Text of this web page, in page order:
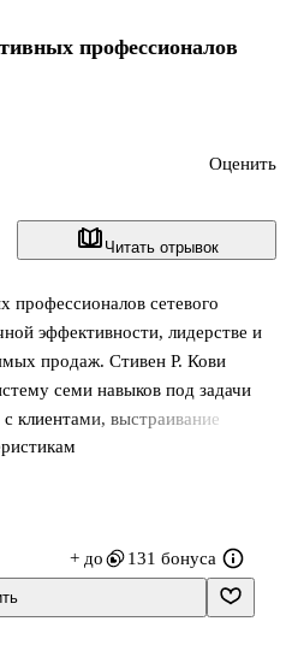
Читать отрывок
профессионалов сетевого
эффективности, лидерстве и
продаж. Стивен Р. Кови
семи навыков под задачи
клиентами, выстраивание
и развитие устойчивых
в команде без общих
профессионалов
Оценить
+ до 131 бонуса